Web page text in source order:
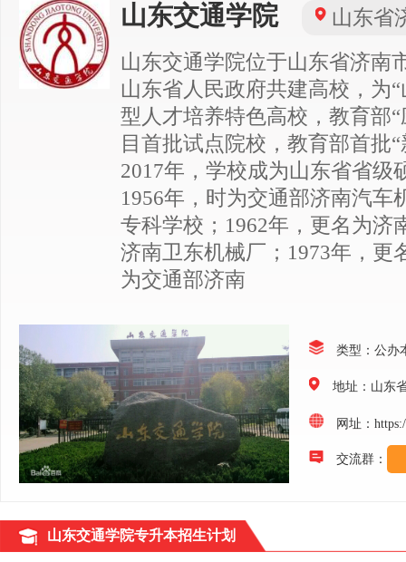
山东交通学院
山东省
山东交通学院位于山东省济南
山东省人民政府共建高校，为
型人才培养特色高校，教育部
目首批试点院校，教育部首批
2017年，学校成为山东省省级
1956年，时为交通部济南汽车
专科学校；1962年，更名为济
济南卫东机械厂；1973年，更
为交通部济南
类型：公办
地址：山东
网址：
交流群：
山东交通学院专升本招生计划